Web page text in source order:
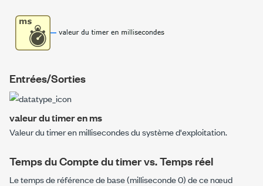
Entrées/Sorties
valeur du timer en ms
Valeur du timer en millisecondes du système d'exploitation.
Temps du Compte du timer vs. Temps réel
Le temps de référence de base (milliseconde 0) de ce nœud